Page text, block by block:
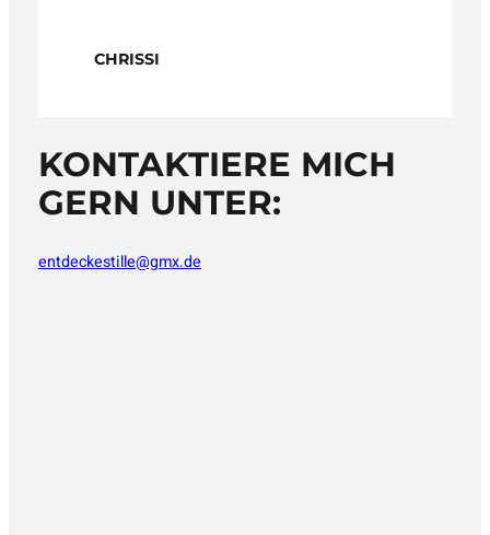
CHRISSI
KONTAKTIERE MICH
GERN UNTER:
entdeckestille@gmx.de